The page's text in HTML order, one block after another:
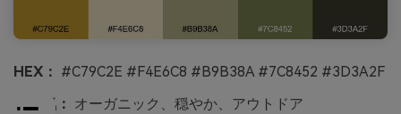
HEX： #C79C2E #F4E6C8 #B9B38A #7C8452 #3D3A2F
雰囲気： オーガニック、穏やか、アウトドア